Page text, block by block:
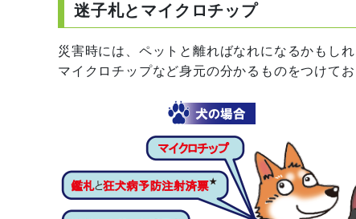
迷子札とマイクロチップ
災害時には、ペットと離ればなれになるかもし
マイクロチップなど身元の分かるものをつけてお